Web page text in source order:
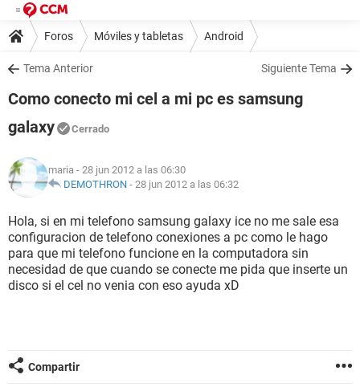
Foros Móviles y tabletas Android
Tema Anterior Siguiente Tema
Como conecto mi cel a mi pc es samsung
galaxy
Cerrado
maria - 28 jun 2012 a las 06:30
DEMOTHRON - 28 jun 2012 a las 06:32
Hola, si en mi telefono samsung galaxy ice no me sale esa
configuracion de telefono conexiones a pc como le hago
para que mi telefono funcione en la computadora sin
necesidad de que cuando se conecte me pida que inserte un
disco si el cel no venia con eso ayuda xD
Compartir